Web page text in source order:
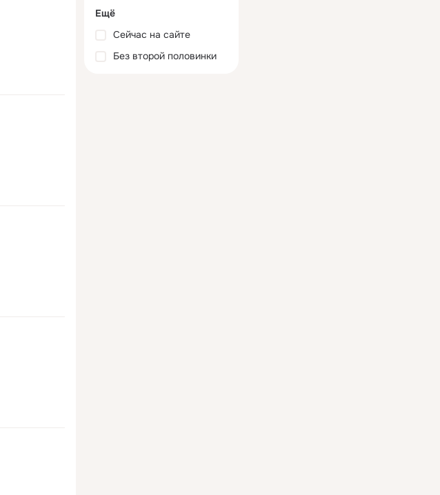
Ещё
Сейчас на сайте
Без второй половинки